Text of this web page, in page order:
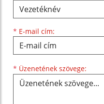
* E-mail cím:
* Üzenetének szövege: